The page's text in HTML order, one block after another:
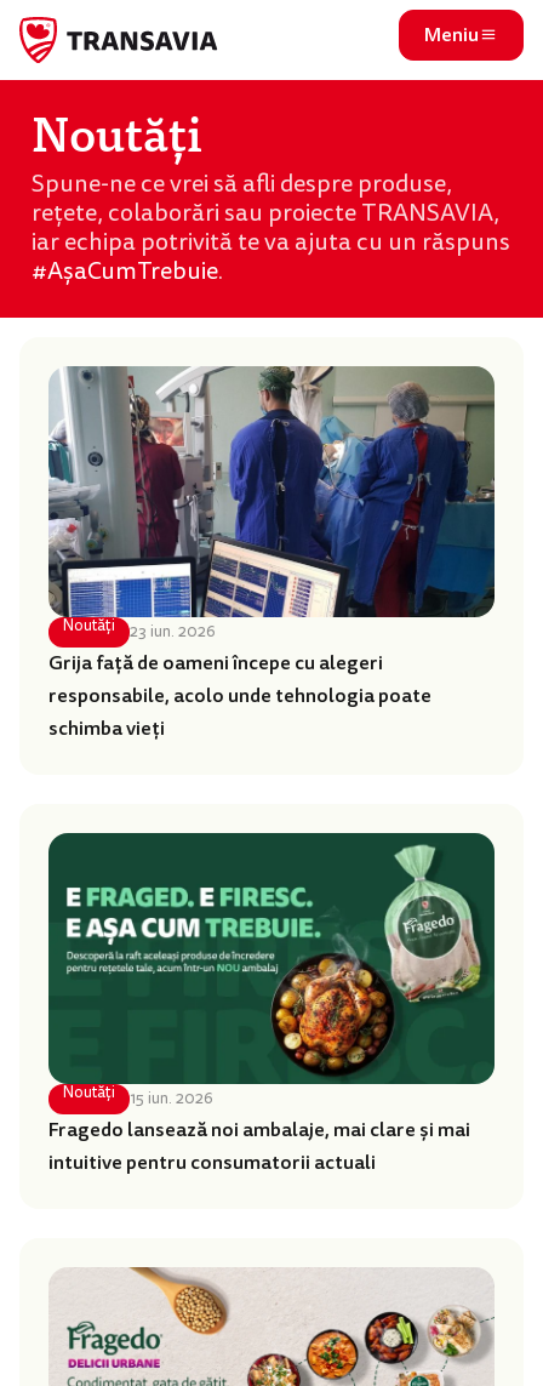
Meniu
Noutăți
Spune-ne ce vrei să afli despre produse,
rețete, colaborări sau proiecte TRANSAVIA,
iar echipa potrivită te va ajuta cu un răspuns
#AșaCumTrebuie.
Noutăți 23 iun. 2026
Grija față de oameni începe cu alegeri
responsabile, acolo unde tehnologia poate
schimba vieți
Noutăți 15 iun. 2026
Fragedo lansează noi ambalaje, mai clare și mai
intuitive pentru consumatorii actuali